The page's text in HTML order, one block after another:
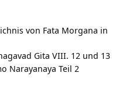
von Fata Morgana in
Gita VIII. 12 und 13
Narayanaya Teil 2